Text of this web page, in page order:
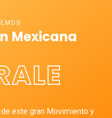
Mexicana
este gran Movimiento y